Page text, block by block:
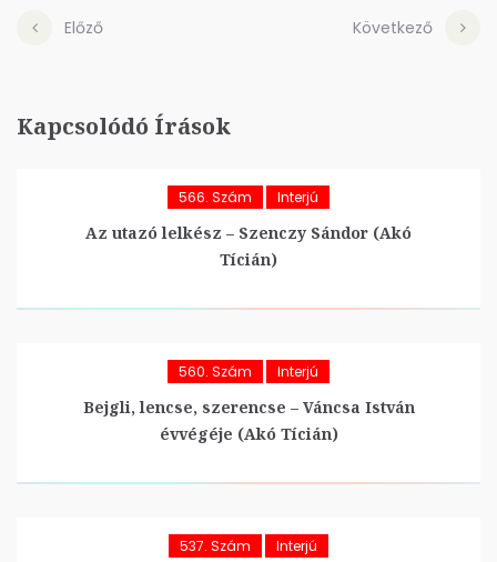
Előző Következő
Kapcsolódó Írások
566. Szám Interjú
Az utazó lelkész – Szenczy Sándor (Akó
Tícián)
560. Szám Interjú
Bejgli, lencse, szerencse – Váncsa István
évvégéje (Akó Tícián)
537. Szám Interjú